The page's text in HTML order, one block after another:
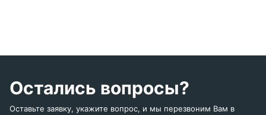
Остались вопросы?
Оставьте заявку, укажите вопрос, и мы перезвоним Вам в